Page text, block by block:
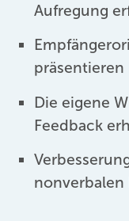
Aufregung
präsentieren
Die eigene
Feedback